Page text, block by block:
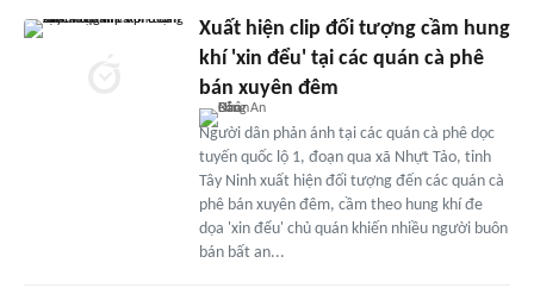
Xuất hiện clip đối tượng cầm hung
khí 'xin đểu' tại các quán cà phê
bán xuyên đêm
Người dân phản ánh tại các quán cà phê dọc
tuyến quốc lộ 1, đoạn qua xã Nhựt Tảo, tỉnh
Tây Ninh xuất hiện đối tượng đến các quán cà
phê bán xuyên đêm, cầm theo hung khí đe
dọa 'xin đểu' chủ quán khiến nhiều người buôn
bán bất an...